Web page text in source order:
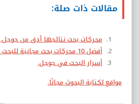
مقالات ذات صلة:
محركات بحث نتائجها أدق من جوجل.
أفضل 10 محركات بحث مجانية للبحث العلمي والأكاديمي.
أسرار البحث في جوجل.
مواقع لكتابة البحوث مجانًا.